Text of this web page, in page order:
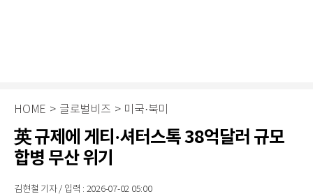
HOME > 글로벌비즈 > 미국·북미
英 규제에 게티·셔터스톡 38억달러 규모
합병 무산 위기
김현철 기자 / 입력 : 2026-07-02 05:00